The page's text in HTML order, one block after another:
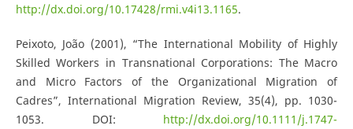
http://dx.doi.org/10.17428/rmi.v4i13.1165.
Peixoto, João (2001), “The International Mobility of Highly
Skilled Workers in Transnational Corporations: The Macro
and Micro Factors of the Organizational Migration of
Cadres”, International Migration Review, 35(4), pp. 1030-
1053. DOI: http://dx.doi.org/10.1111/j.1747-